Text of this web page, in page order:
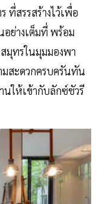
ที่สรรสร้างไว้เพื่อ
ย่างเต็มที่ พร้อม
มุทรในมุมมองพา
มสะดวกครบครันทัน
นให้เข้ากับลักซ์ชัวรี